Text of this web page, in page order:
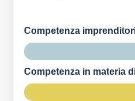
Competenza
Competenza in materia